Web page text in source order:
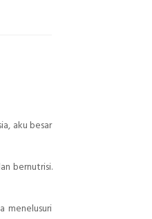
aku besar
bernutrisi.
menelusuri